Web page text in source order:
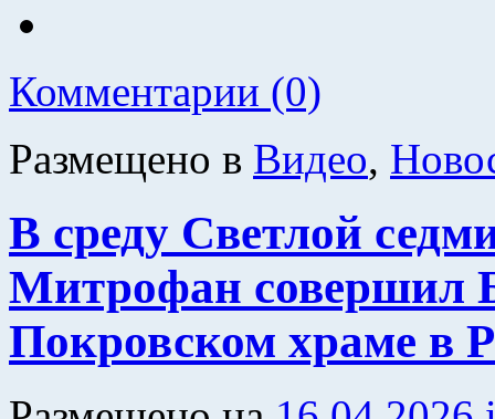
Комментарии (0)
Размещено в Видео,
В среду Светлой
Митрофан совершил
Покровском храме в